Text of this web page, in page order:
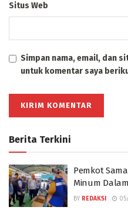
Situs Web
Simpan nama, email, dan
untuk komentar saya
Berita Terkini
Pemkot
Minum
BY REDAKSI